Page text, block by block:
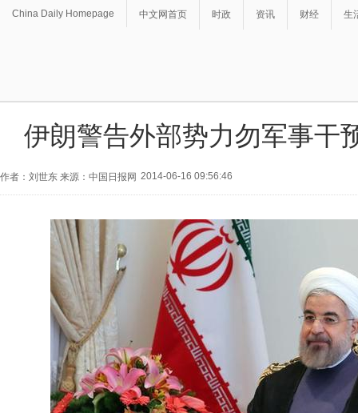
China Daily Homepage 中文网首页 时政 资讯 财经 生
伊朗警告外部势力勿军事干
作者：刘世东 来源：中国日报网 2014-06-16 09:56:46